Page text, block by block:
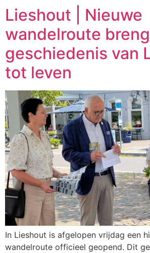
Lieshout | Nieuwe
wandelroute
geschiedenis van
tot leven
In Lieshout is afgelopen vrijdag een
wandelroute officieel geopend. Dit